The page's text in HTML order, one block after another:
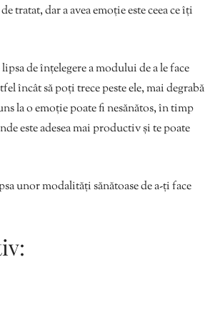
dar a avea emoție este ceea ce îți
de înțelegere a modului de a le face
încât să poți trece peste ele, mai degrabă
la o emoție poate fi nesănătos, în timp
este adesea mai productiv și te poate
unor modalități sănătoase de a-ți face